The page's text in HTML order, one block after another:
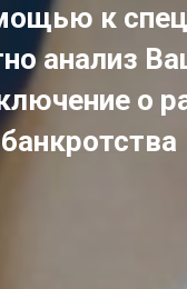
к
анализ
о